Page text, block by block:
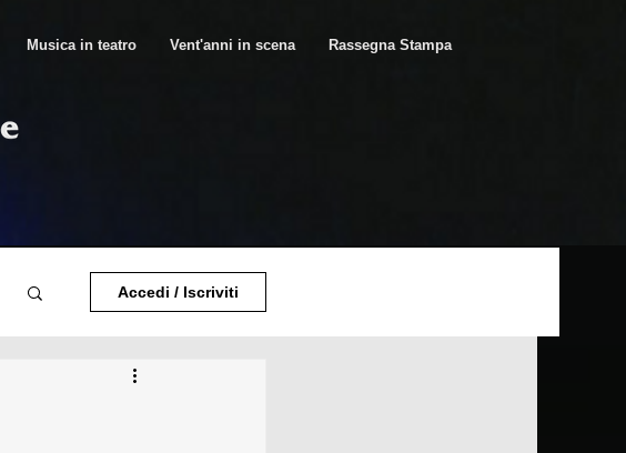
Musica in teatro Vent'anni in scena Rassegna Stampa
Accedi / Iscriviti